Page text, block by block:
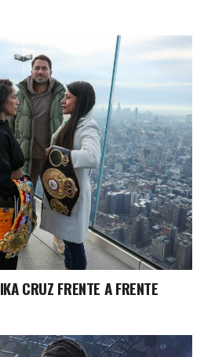
CRUZ FRENTE A FRENTE